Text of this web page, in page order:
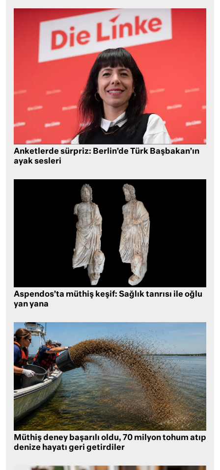
Anketlerde sürpriz: Berlin’de Türk Başbakan’ın
ayak sesleri
Aspendos’ta müthiş keşif: Sağlık tanrısı ile oğlu
yan yana
Müthiş deney başarılı oldu, 70 milyon tohum atıp
denize hayatı geri getirdiler